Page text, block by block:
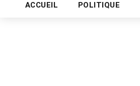
ACCUEIL POLITIQUE